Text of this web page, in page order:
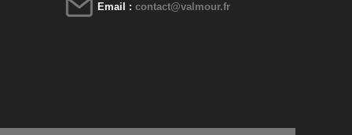
Email :contact@valmour.fr